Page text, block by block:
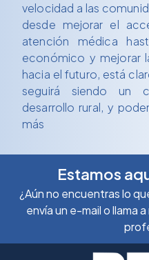
velocidad a las
desde mejorar el
atención médica
económico y mejorar
hacia el futuro, está
seguirá siendo un
desarrollo rural, y
más
Estamos
¿Aún no encuentras lo
envía un e-mail o llama